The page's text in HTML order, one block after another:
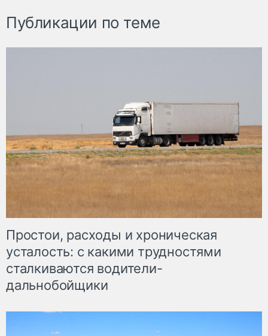
Публикации по теме
Простои, расходы и хроническая
усталость: с какими трудностями
сталкиваются водители-
дальнобойщики